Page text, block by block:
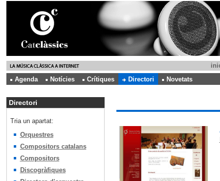
Agenda
Notícies Crítiques Directori Novetats
Directori
Tria un apartat:
Orquestres
Compositors catalans
Compositors
Discogràfiques